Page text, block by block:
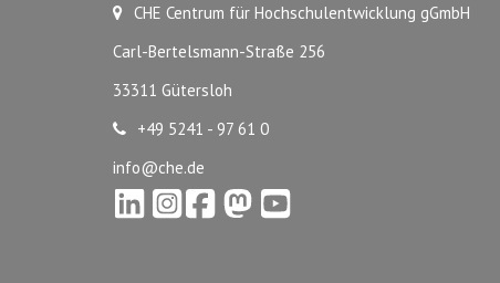
CHE Centrum für Hochschulentwicklung gGmbH
Carl-Bertelsmann-Straße 256
33311 Gütersloh
+49 5241 - 97 61 0
info@che.de